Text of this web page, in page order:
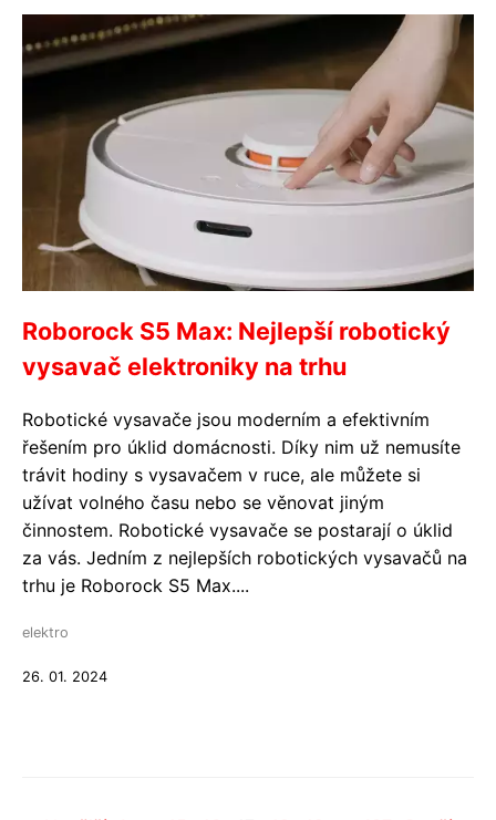
Roborock S5 Max: Nejlepší robotický
vysavač elektroniky na trhu
Robotické vysavače jsou moderním a efektivním
řešením pro úklid domácnosti. Díky nim už nemusíte
trávit hodiny s vysavačem v ruce, ale můžete si
užívat volného času nebo se věnovat jiným
činnostem. Robotické vysavače se postarají o úklid
za vás. Jedním z nejlepších robotických vysavačů na
trhu je Roborock S5 Max....
elektro
26. 01. 2024